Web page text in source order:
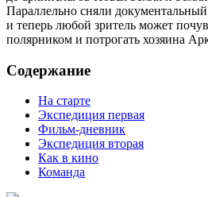
Я из эвенов. А ты кто?
Видеоинтервью Нины Игнатенко
Стихи – поющие слова
Назад
Вконтакте
Получить ссылку
Ссылка скопирована в буфер обмена
Животные
Хозяин Арктики